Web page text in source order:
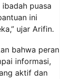
puasa
ini
ujar Arifin.
bahwa peran
informasi,
aktif dan